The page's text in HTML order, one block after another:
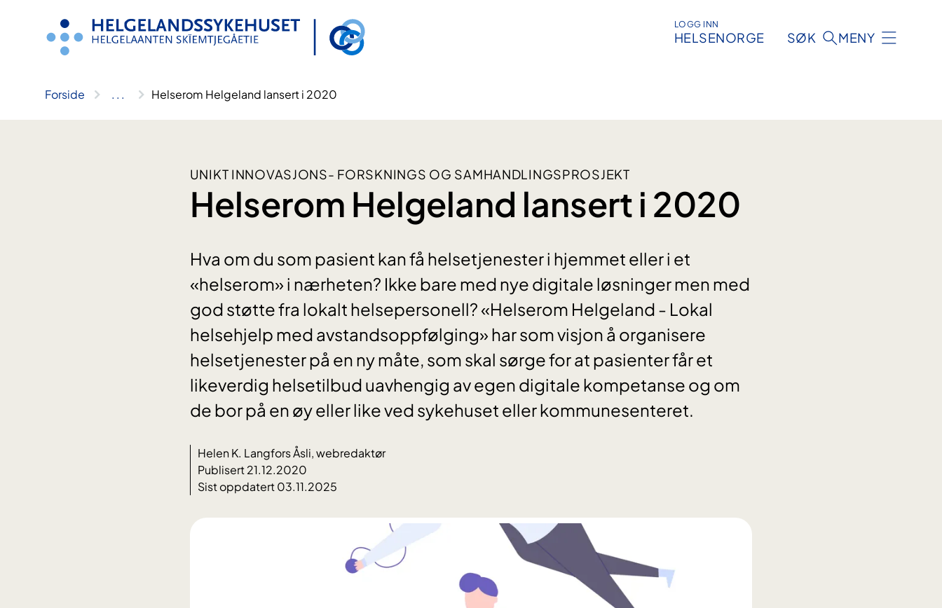
LOGG INN
HELSENORGE SØK MENY
Forside .. . Helserom Helgeland lansert i 2020
UNIKT INNOVASJONS- FORSKNINGS OG SAMHANDLINGSPROSJEKT
Helserom Helgeland lansert i 2020
Hva om du som pasient kan få helsetjenester i hjemmet eller i et
«helserom» i nærheten? Ikke bare med nye digitale løsninger men med
god støtte fra lokalt helsepersonell? «Helserom Helgeland - Lokal
helsehjelp med avstandsoppfølging» har som visjon å organisere
helsetjenester på en ny måte, som skal sørge for at pasienter får et
likeverdig helsetilbud uavhengig av egen digitale kompetanse og om
de bor på en øy eller like ved sykehuset eller kommunesenteret.
Helen K. Langfors Åsli, webredaktør
Publisert 21.12.2020
Sist oppdatert 03.11.2025